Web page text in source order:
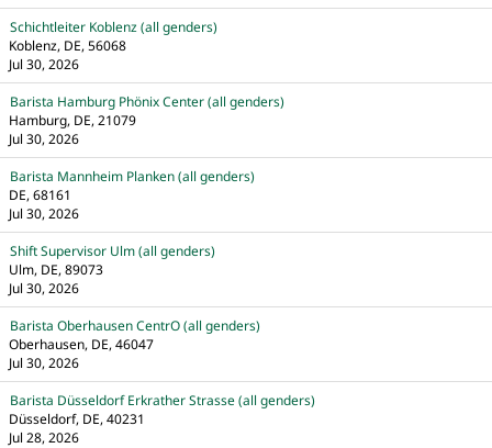
Schichtleiter Koblenz (all genders)
Koblenz, DE, 56068
Jul 30, 2026
Barista Hamburg Phönix Center (all genders)
Hamburg, DE, 21079
Jul 30, 2026
Barista Mannheim Planken (all genders)
DE, 68161
Jul 30, 2026
Shift Supervisor Ulm (all genders)
Ulm, DE, 89073
Jul 30, 2026
Barista Oberhausen CentrO (all genders)
Oberhausen, DE, 46047
Jul 30, 2026
Barista Düsseldorf Erkrather Strasse (all genders)
Düsseldorf, DE, 40231
Jul 28, 2026